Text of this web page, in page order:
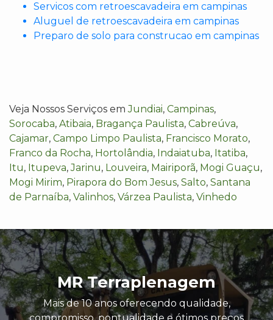
Servicos com retroescavadeira em campinas
Aluguel de retroescavadeira em campinas
Preparo de solo para construcao em campinas
Veja Nossos Serviços emJundiai, Campinas,
Sorocaba, Atibaia, Bragança Paulista, Cabreúva,
Cajamar, Campo Limpo Paulista, Francisco Morato,
Franco da Rocha, Hortolândia, Indaiatuba, Itatiba,
Itu, Itupeva,Jarinu, Louveira, Mairiporã, Mogi Guaçu,
Mogi Mirim, Pirapora do Bom Jesus, Salto, Santana
de Parnaíba, Valinhos, Várzea Paulista, Vinhedo
MR Terraplenagem
Mais de 10 anos oferecendo qualidade,